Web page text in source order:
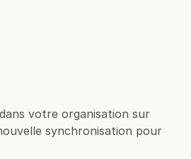
votre organisation sur
synchronisation pour